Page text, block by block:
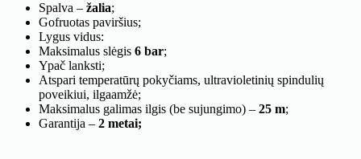
Spalva – žalia;
Gofruotas paviršius;
Lygus vidus:
Maksimalus slėgis 6 bar;
Ypač lanksti;
Atspari temperatūrų pokyčiams, ultravioletinių spindulių
poveikiui, ilgaamžė;
Maksimalus galimas ilgis (be sujungimo) – 25 m;
Garantija – 2 metai;